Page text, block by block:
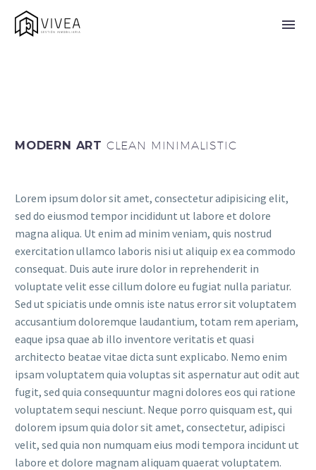
MODERN ART CLEAN MINIMALISTIC
Lorem ipsum dolor sit amet, consectetur adipisicing elit,
sed do eiusmod tempor incididunt ut labore et dolore
magna aliqua. Ut enim ad minim veniam, quis nostrud
exercitation ullamco laboris nisi ut aliquip ex ea commodo
consequat. Duis aute irure dolor in reprehenderit in
voluptate velit esse cillum dolore eu fugiat nulla pariatur.
Sed ut spiciatis unde omnis iste natus error sit voluptatem
accusantium doloremque laudantium, totam rem aperiam,
eaque ipsa quae ab illo inventore veritatis et quasi
architecto beatae vitae dicta sunt explicabo. Nemo enim
ipsam voluptatem quia voluptas sit aspernatur aut odit aut
fugit, sed quia consequuntur magni dolores eos qui ratione
voluptatem sequi nesciunt. Neque porro quisquam est, qui
dolorem ipsum quia dolor sit amet, consectetur, adipisci
velit, sed quia non numquam eius modi tempora incidunt ut
labore et dolore magnam aliquam quaerat voluptatem.